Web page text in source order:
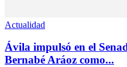
Actualidad
Ávila impulsó en el
Bernabé Aráoz como...